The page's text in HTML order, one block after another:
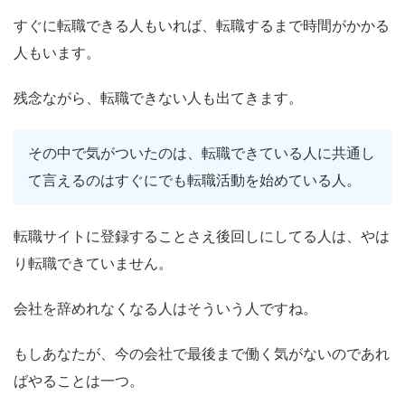
すぐに転職できる人もいれば、転職するまで時間がかかる
人もいます。
残念ながら、転職できない人も出てきます。
その中で気がついたのは、転職できている人に共通し
て言えるのはすぐにでも転職活動を始めている人。
転職サイトに登録することさえ後回しにしてる人は、やは
り転職できていません。
会社を辞めれなくなる人はそういう人ですね。
もしあなたが、今の会社で最後まで働く気がないのであれ
ばやることは一つ。